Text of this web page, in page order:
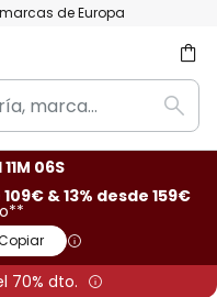
plazo de 50 días
05S
109€ & 13% desde 159€
70% dto.